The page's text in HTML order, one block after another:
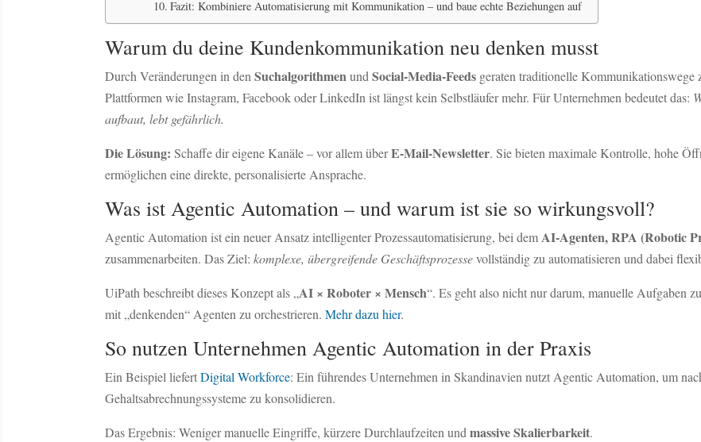
Fazit: Kombiniere Automatisierung mit Kommunikation – und baue echte Beziehungen auf
Warum du deine Kundenkommunikation neu denken musst
Durch Veränderungen in den Suchalgorithmen und Social-Media-Feeds geraten traditionelle
Plattformen wie Instagram, Facebook oder LinkedIn ist längst kein Selbstläufer mehr. Für Unternehmen bedeutet das:
aufbaut, lebt gefährlich.
Die Lösung: Schaffe dir eigene Kanäle – vor allem überE-Mail-Newsletter. Sie bieten maximale Kontrolle, hohe
ermöglichen eine direkte, personalisierte Ansprache.
Was ist Agentic Automation – und warum ist sie so wirkungsvoll?
Agentic Automation ist ein neuer Ansatz intelligenter Prozessautomatisierung, bei dem AI-Agenten, RPA (Robotic
zusammenarbeiten. Das Ziel: komplexe, übergreifende Geschäftsprozessevollständig zu automatisieren und dabei
UiPath beschreibt dieses Konzept als „AI × Roboter × Mensch“. Es geht also nicht nur darum, manuelle Aufgaben
mit „denkenden“ Agenten zu orchestrieren. Mehr dazu hier.
So nutzen Unternehmen Agentic Automation in der Praxis
Ein Beispiel liefertDigital Workforce: Ein führendes Unternehmen in Skandinavien nutzt Agentic Automation, um
Gehaltsabrechnungssysteme zu konsolidieren.
Das Ergebnis: Weniger manuelle Eingriffe, kürzere Durchlaufzeiten und massive Skalierbarkeit.